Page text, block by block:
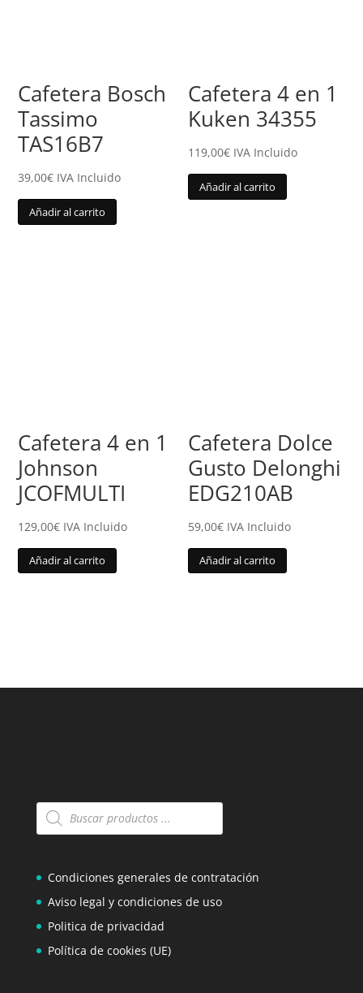
Cafetera Bosch
Tassimo
TAS16B7
39,00€ IVA Incluido
Añadir al carrito
Cafetera 4 en 1
Kuken 34355
119,00€ IVA Incluido
Añadir al carrito
Cafetera 4 en 1
Johnson
JCOFMULTI
129,00€ IVA Incluido
Añadir al carrito
Cafetera Dolce
Gusto Delonghi
EDG210AB
59,00€ IVA Incluido
Añadir al carrito
Búsqueda
de
Condiciones generales de contratación
Aviso legal y condiciones de uso
Politica de privacidad
Política de cookies (UE)